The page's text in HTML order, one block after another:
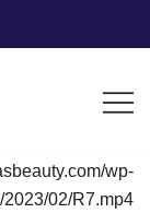
wp-
02/R7.mp4